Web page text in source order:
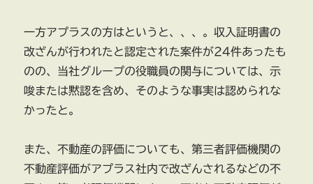
一方アプラスの方はというと、、、。収入証明書の
改ざんが行われたと認定された案件が24件あったも
のの、当社グループの役職員の関与については、示
唆または黙認を含め、そのような事実は認められな
かったと。
また、不動産の評価についても、第三者評価機関の
不動産評価がアプラス社内で改ざんされるなどの不